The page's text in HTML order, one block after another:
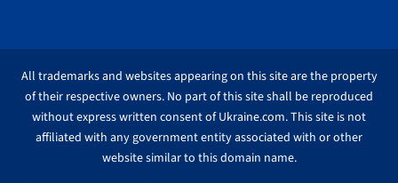
All trademarks and websites appearing on this site are the property
of their respective owners. No part of this site shall be reproduced
without express written consent of Ukraine.com. This site is not
affiliated with any government entity associated with or other
website similar to this domain name.